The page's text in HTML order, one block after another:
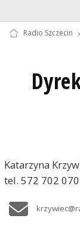
Radio Szczecin
Katarzyna
tel. 572 702 070